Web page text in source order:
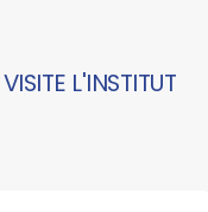
L'INSTITUT